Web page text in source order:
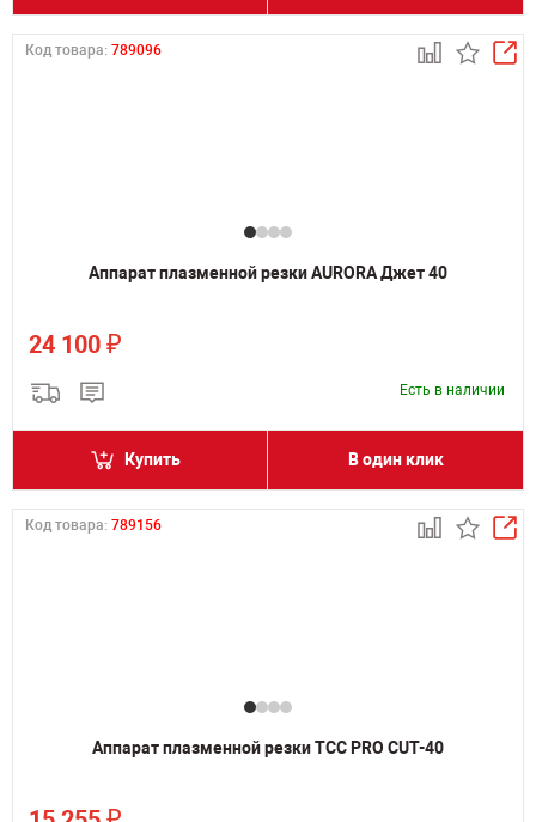
Код товара: 789096
Аппарат плазменной резки AURORA Джет 40
24 100 ₽
Есть в наличии
Купить В один клик
Код товара: 789156
Аппарат плазменной резки ТСС PRO CUT-40